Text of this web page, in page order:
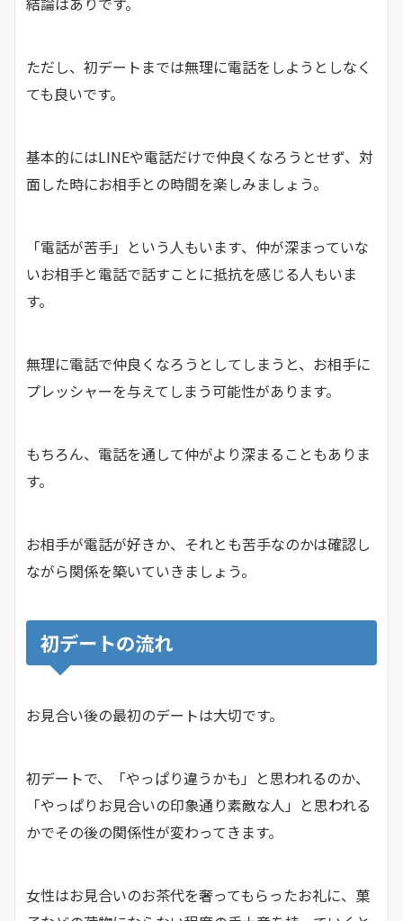
ただし、初デートまでは無理に電話をしようとしなく
ても良いです。
基本的にはLINEや電話だけで仲良くなろうとせず、対
面した時にお相手との時間を楽しみましょう。
「電話が苦手」という人もいます、仲が深まっていな
いお相手と電話で話すことに抵抗を感じる人もいま
す。
無理に電話で仲良くなろうとしてしまうと、お相手に
プレッシャーを与えてしまう可能性があります。
もちろん、電話を通して仲がより深まることもありま
す。
お相手が電話が好きか、それとも苦手なのかは確認し
ながら関係を築いていきましょう。
初デートの流れ
お見合い後の最初のデートは大切です。
初デートで、「やっぱり違うかも」と思われるのか、
「やっぱりお見合いの印象通り素敵な人」と思われる
かでその後の関係性が変わってきます。
女性はお見合いのお茶代を奢ってもらったお礼に、菓